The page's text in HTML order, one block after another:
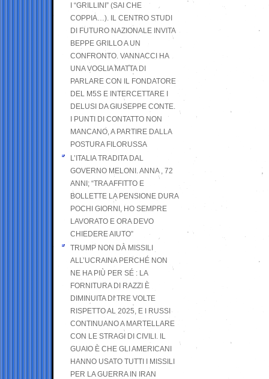
I “GRILLINI” (SAI CHE
COPPIA…). IL CENTRO STUDI
DI FUTURO NAZIONALE INVITA
BEPPE GRILLO A UN
CONFRONTO. VANNACCI HA
UNA VOGLIA MATTA DI
PARLARE CON IL FONDATORE
DEL M5S E INTERCETTARE I
DELUSI DA GIUSEPPE CONTE.
I PUNTI DI CONTATTO NON
MANCANO, A PARTIRE DALLA
POSTURA FILORUSSA
L’ITALIA TRADITA DAL
GOVERNO MELONI. ANNA , 72
ANNI; “TRA AFFITTO E
BOLLETTE LA PENSIONE DURA
POCHI GIORNI, HO SEMPRE
LAVORATO E ORA DEVO
CHIEDERE AIUTO”
TRUMP NON DÀ MISSILI
ALL’UCRAINA PERCHÉ NON
NE HA PIÙ PER SÉ : LA
FORNITURA DI RAZZI È
DIMINUITA DI TRE VOLTE
RISPETTO AL 2025, E I RUSSI
CONTINUANO A MARTELLARE
CON LE STRAGI DI CIVILI. IL
GUAIO È CHE GLI AMERICANI
HANNO USATO TUTTI I MISSILI
PER LA GUERRA IN IRAN